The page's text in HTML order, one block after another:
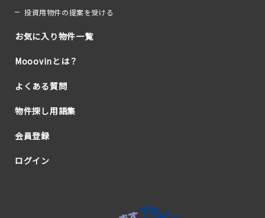
投資用物件の提案を受ける
お気に入り物件一覧
Mooovinとは？
よくある質問
物件探し用語集
会員登録
ログイン